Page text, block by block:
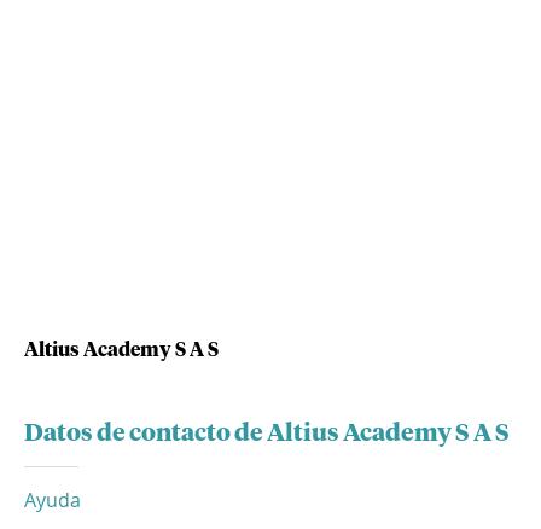
Altius Academy S A S
Datos de contacto de Altius Academy S A S
Ayuda